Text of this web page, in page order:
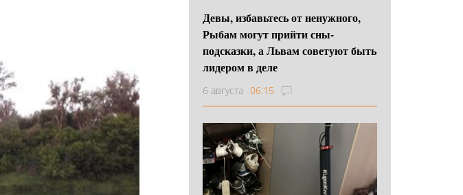
Девы, избавьтесь от ненужного,
Рыбам могут прийти сны-
подсказки, а Львам советуют быть
лидером в деле
6 августа 06:15